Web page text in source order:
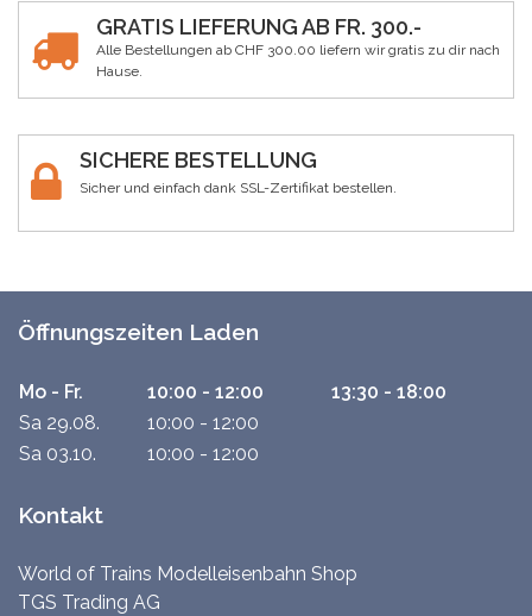
GRATIS LIEFERUNG AB FR. 300.-
Alle Bestellungen ab CHF 300.00 liefern wir gratis zu dir nach
Hause.
SICHERE BESTELLUNG
Sicher und einfach dank SSL-Zertifikat bestellen.
Öffnungszeiten Laden
Mo - Fr. 10:00 - 12:00
13:30 - 18:00
Sa 29.08.
10:00 - 12:00
Sa 03.10.
10:00 - 12:00
Kontakt
World of Trains Modelleisenbahn Shop
TGS Trading AG